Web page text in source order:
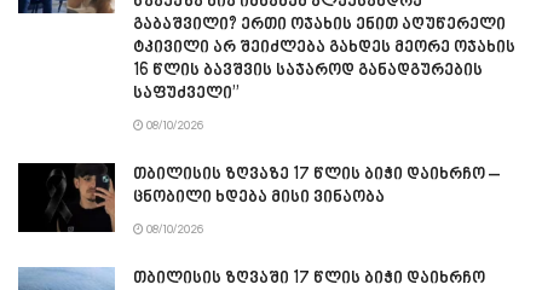
გაბაშვილი? ერთი ოჯახის ენით აღუწერელი
ტკივილი არ შეიძლება გახდეს მეორე ოჯახის
16 წლის ბავშვის საჯაროდ განადგურების
საფუძველი”
08/10/2026
თბილისის ზღვაზე 17 წლის ბიჭი დაიხრჩო –
ცნობილი ხდება მისი ვინაობა
08/10/2026
თბილისის ზღვაში 17 წლის ბიჭი დაიხრჩო